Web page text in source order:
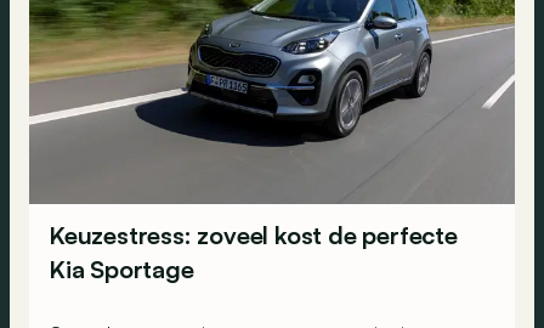
Keuzestress: zoveel kost de perfecte
Kia Sportage